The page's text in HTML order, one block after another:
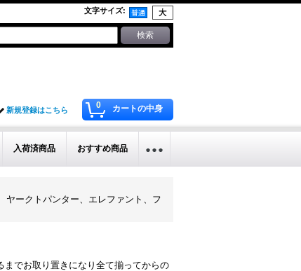
文字サイズ:
0 カートの中身
新規登録はこちら
入荷済商品 おすすめ商品
ヤークトパンター、エレファント、フ
でお取り置きになり全て揃ってからの